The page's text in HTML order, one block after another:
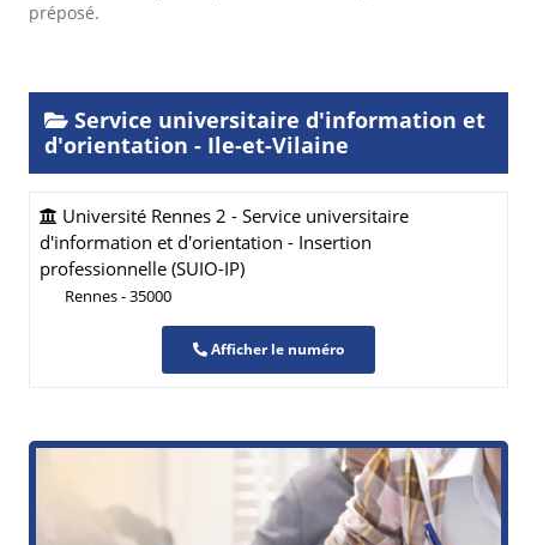
préposé.
Service universitaire d'information et
d'orientation - Ile-et-Vilaine
Université Rennes 2 - Service universitaire
d'information et d'orientation - Insertion
professionnelle (SUIO-IP)
Rennes - 35000
Afficher le numéro